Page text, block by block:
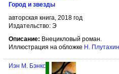
Город и звезды
авторская книга, 2018 год
Издательство: Э
Описание: Внецикловый роман.
Иллюстрация на обложке Н.
Иэн М. Бэнкс